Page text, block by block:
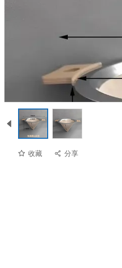
收藏 分享